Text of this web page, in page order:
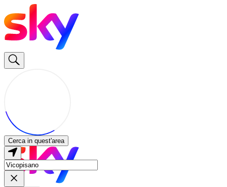
Cerca in quest'area